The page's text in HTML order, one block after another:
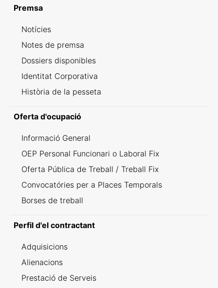
Premsa
Notícies
Notes de premsa
Dossiers disponibles
Identitat Corporativa
Història de la pesseta
Oferta d'ocupació
Informació General
OEP Personal Funcionari o Laboral Fix
Oferta Pública de Treball / Treball Fix
Convocatóries per a Places Temporals
Borses de treball
Perfil d'el contractant
Adquisicions
Alienacions
Prestació de Serveis